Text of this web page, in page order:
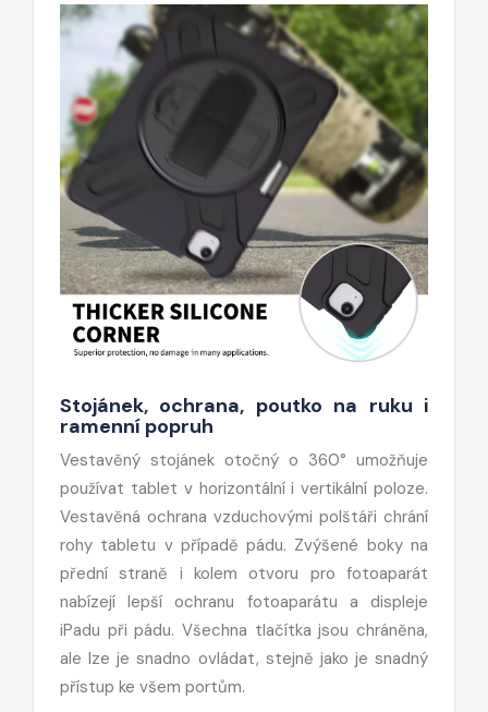
Stojánek, ochrana, poutko na ruku i
ramenní popruh
Vestavěný stojánek otočný o 360° umožňuje
používat tablet v horizontální i vertikální poloze.
Vestavěná ochrana vzduchovými polštáři chrání
rohy tabletu v případě pádu. Zvýšené boky na
přední straně i kolem otvoru pro fotoaparát
nabízejí lepší ochranu fotoaparátu a displeje
iPadu při pádu. Všechna tlačítka jsou chráněna,
ale lze je snadno ovládat, stejně jako je snadný
přístup ke všem portům.